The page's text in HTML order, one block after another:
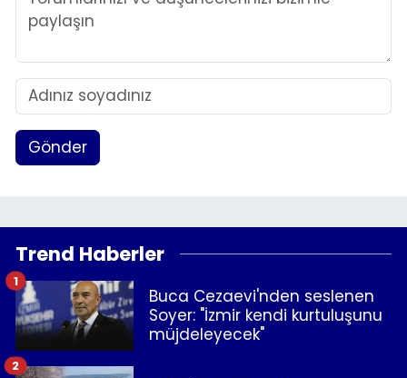
Gönder
Trend Haberler
Buca Cezaevi'nden seslenen
Soyer: "İzmir kendi kurtuluşunu
müjdeleyecek"
1
2